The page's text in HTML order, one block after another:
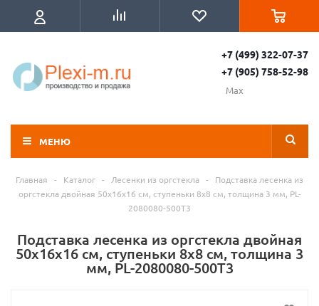
+7 (499) 322-07-37
+7 (905) 758-52-98
Max
МЕНЮ
Главная - Каталог - Лесенки из оргстекла -
Подставка лесенка из
оргстекла двойная 50x16х16 см, ступеньки 8x8 см, толщина 3 мм, PL-
2080080-500T3
Подставка лесенка из оргстекла двойная
50x16х16 см, ступеньки 8x8 см, толщина 3
мм, PL-2080080-500T3